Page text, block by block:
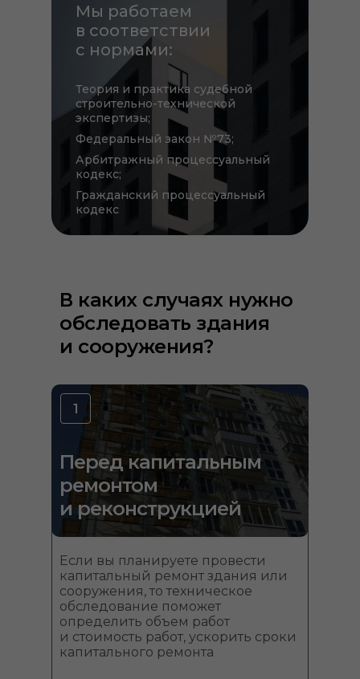
Мы работаем
в соответствии
с нормами:
Теория и практика судебной
строительно-технической
экспертизы;
Федеральный закон №73;
Гражданский процессуальный
кодекс
Арбитражный процессуальный
кодекс;
В каких случаях нужно
обследовать здания
и сооружения?
Перед капитальным
ремонтом
и реконструкцией
Если вы планируете провести
капитальный ремонт здания или
сооружения, то техническое
обследование поможет
определить объем работ
и стоимость работ, ускорить сроки
капитального ремонта
1